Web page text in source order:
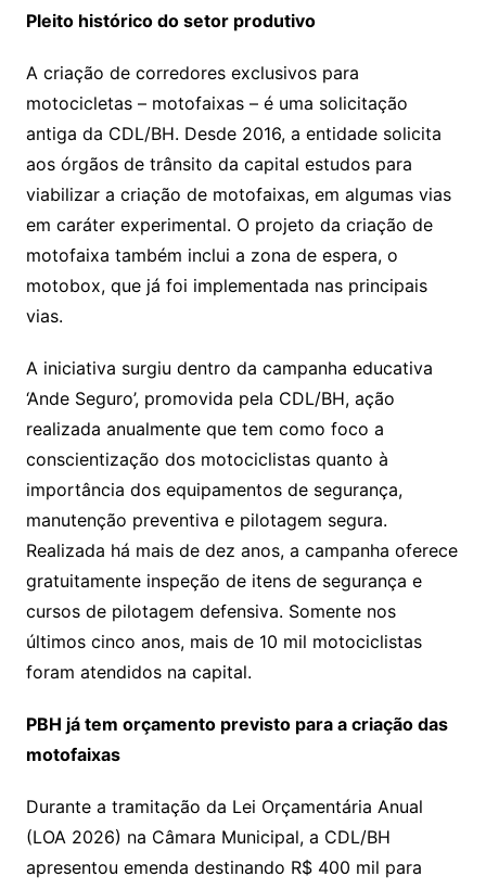
Pleito histórico do setor produtivo
A criação de corredores exclusivos para
motocicletas – motofaixas – é uma solicitação
antiga da CDL/BH. Desde 2016, a entidade solicita
aos órgãos de trânsito da capital estudos para
viabilizar a criação de motofaixas, em algumas vias
em caráter experimental. O projeto da criação de
motofaixa também inclui a zona de espera, o
motobox, que já foi implementada nas principais
vias.
A iniciativa surgiu dentro da campanha educativa
‘Ande Seguro’, promovida pela CDL/BH, ação
realizada anualmente que tem como foco a
conscientização dos motociclistas quanto à
importância dos equipamentos de segurança,
manutenção preventiva e pilotagem segura.
Realizada há mais de dez anos, a campanha oferece
gratuitamente inspeção de itens de segurança e
cursos de pilotagem defensiva. Somente nos
últimos cinco anos, mais de 10 mil motociclistas
foram atendidos na capital.
PBH já tem orçamento previsto para a criação das
motofaixas
Durante a tramitação da Lei Orçamentária Anual
(LOA 2026) na Câmara Municipal, a CDL/BH
apresentou emenda destinando R$ 400 mil para